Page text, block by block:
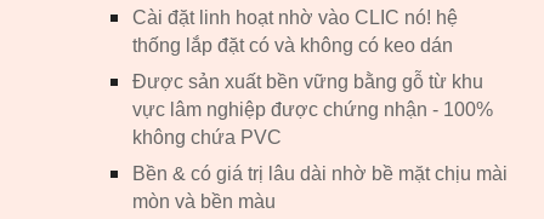
Cài đặt linh hoạt nhờ vào CLIC nó! hệ
thống lắp đặt có và không có keo dán
Được sản xuất bền vững bằng gỗ từ khu
vực lâm nghiệp được chứng nhận - 100%
không chứa PVC
Bền & có giá trị lâu dài nhờ bề mặt chịu mài
mòn và bền màu